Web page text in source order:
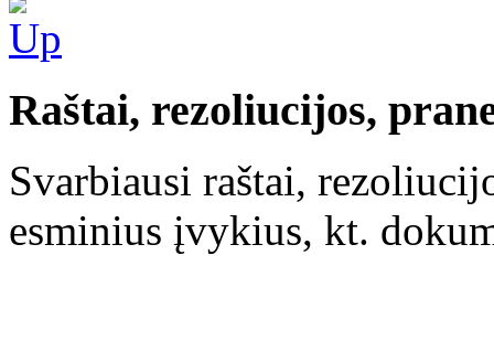
Raštai, rezoliucijos,
Svarbiausi raštai,
esminius įvykius, kt.